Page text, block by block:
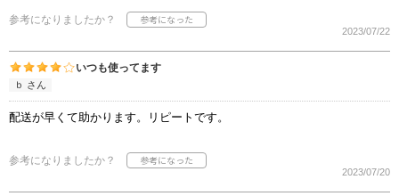
参考になりましたか？
2023/07/22
いつも使ってます
ｂ さん
配送が早くて助かります。リピートです。
参考になりましたか？
2023/07/20